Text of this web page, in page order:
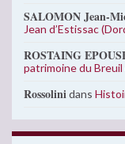
SALOMON Jean-
Jean d’Estissac
ROSTAING
patrimoine du
Rossolinidans